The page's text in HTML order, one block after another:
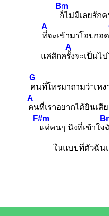
Bm
ก็ไม่มีเลยสัก
A
ที่จะเข้ามาโอบกอด
แค่สักค
A
รั้งจะเป็นไ
G
คนที่โทรมาถามว่าเหง
A
คนที่เราอยากได้ยินเสี
F#m
แค่คนๆ นึงที่เข้าใจ
ในแบบที่ตัวฉัน